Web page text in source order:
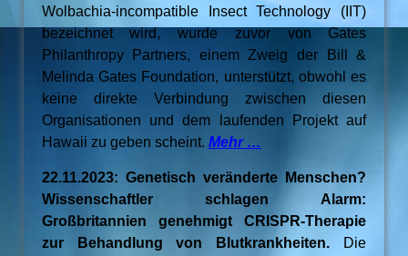
Wolbachia-incompatible Insect Technology (IIT)
bezeichnet wird, wurde zuvor von Gates
Philanthropy Partners, einem Zweig der Bill &
Melinda Gates Foundation, unterstützt, obwohl es
keine direkte Verbindung zwischen diesen
Organisationen und dem laufenden Projekt auf
Hawaii zu geben scheint. Mehr …
22.11.2023: Genetisch veränderte Menschen?
Wissenschaftler schlagen Alarm:
Großbritannien genehmigt CRISPR-Therapie
zur Behandlung von Blutkrankheiten. Die